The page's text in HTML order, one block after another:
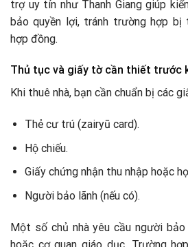
trợ uy tín như Thanh Giang giúp
bảo quyền lợi, tránh trường hợp
hợp đồng.
Thủ tục và giấy tờ cần thiết trước
Khi thuê nhà, bạn cần chuẩn bị các
Thẻ cư trú (zairyū card).
Hộ chiếu.
Giấy chứng nhận thu nhập hoặc
Người bảo lãnh (nếu có).
Một số chủ nhà yêu cầu người
hoặc cơ quan giáo dục. Trường